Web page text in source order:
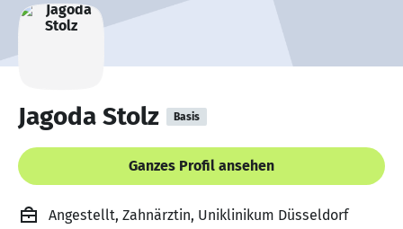
Jagoda Stolz Basis
Ganzes Profil ansehen
Angestellt, Zahnärztin, Uniklinikum Düsseldorf